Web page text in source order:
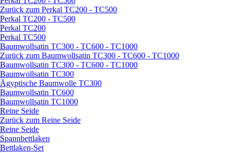
Zurück zum Perkal TC200 - TC500
Perkal TC200 - TC500
Perkal TC200
Perkal TC500
Baumwollsatin TC300 - TC600 - TC1000
Zurück zum Baumwollsatin TC300 - TC600 - TC1000
Baumwollsatin TC300 - TC600 - TC1000
Baumwollsatin TC300
Ägyptische Baumwolle TC300
Baumwollsatin TC600
Baumwollsatin TC1000
Reine Seide
Zurück zum Reine Seide
Reine Seide
Spannbettlaken
Bettlaken-Set